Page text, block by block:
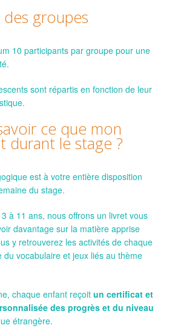
groupes
10 participants par groupe pour une
sont répartis en fonction de leur
ce que mon
durant le stage ?
est à votre entière disposition
du stage.
à 11 ans, nous offrons un livret vous
davantage sur la matière apprise
y retrouverez les activités de chaque
du vocabulaire et jeux liés au thème
chaque enfant reçoit un certificat et
des progrès et du niveau
étrangère.